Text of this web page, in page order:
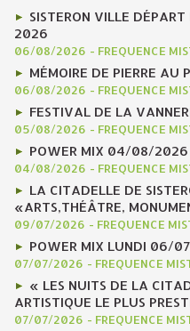
SISTERON VILLE
2026
06/08/2026 - FREQUENCE
MÉMOIRE DE PIERRE AU
06/08/2026 - FREQUENCE
FESTIVAL DE LA
05/08/2026 - FREQUENCE
POWER MIX 04/08/2026
04/08/2026 - FREQUENCE
LA CITADELLE DE
«ARTS,THÉÂTRE,
09/07/2026 - FREQUENCE
POWER MIX LUNDI 06/
07/07/2026 - FREQUENCE
« LES NUITS DE LA
ARTISTIQUE LE PLUS
07/07/2026 - FREQUENCE